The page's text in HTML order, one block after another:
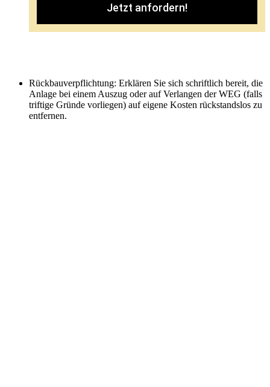
Jetzt anfordern!
Rückbauverpflichtung: Erklären Sie sich schriftlich bereit, die
Anlage bei einem Auszug oder auf Verlangen der WEG (falls
triftige Gründe vorliegen) auf eigene Kosten rückstandslos zu
entfernen.